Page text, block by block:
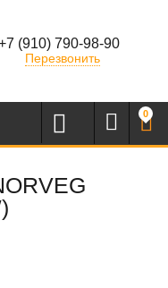
(910) 790-98-90
Перезвонить
0